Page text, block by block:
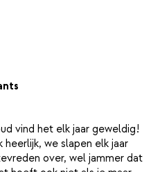
vind het elk jaar geweldig!
we slapen elk jaar
over, wel jammer dat